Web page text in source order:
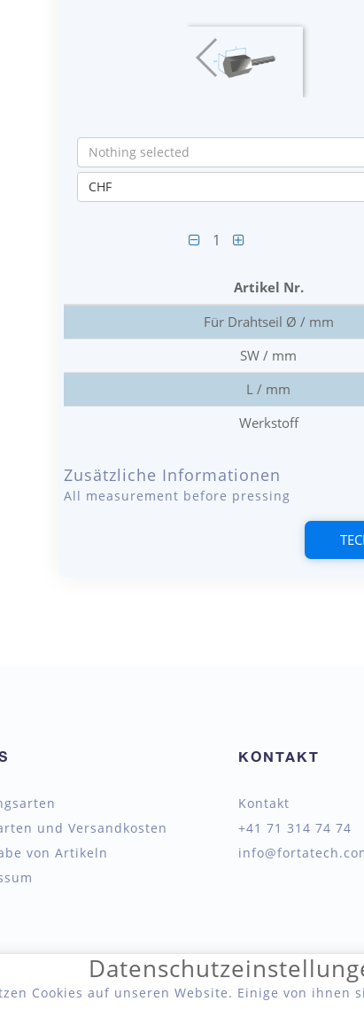
Nothing selected
CHF
1
Artikel Nr.
Für Drahtseil Ø / mm
SW / mm
L / mm
Werkstoff
Zusätzliche Informationen
All measurement before pressing
und Versandkosten
von Artikeln
KONTAKT
Kontakt
+41 71 314 74 74
Cookies auf unseren Website. Einige von ihnen